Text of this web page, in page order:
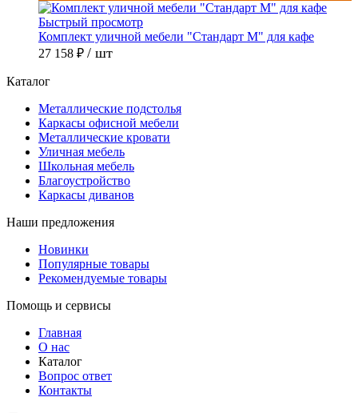
Быстрый просмотр
Комплект уличной мебели "Стандарт М" для кафе
27 158 ₽ / шт
Каталог
Металлические подстолья
Каркасы офисной мебели
Металлические кровати
Уличная мебель
Школьная мебель
Благоустройство
Каркасы диванов
Наши предложения
Новинки
Популярные товары
Рекомендуемые товары
Помощь и сервисы
Главная
О нас
Каталог
Вопрос ответ
Контакты